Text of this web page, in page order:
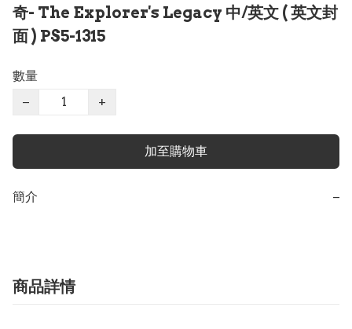
奇- The Explorer's Legacy 中/英文 ( 英文封
面 ) PS5-1315
數量
−
+
加至購物車
簡介 −
商品詳情